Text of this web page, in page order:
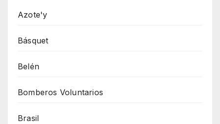
Azote'y
Básquet
Belén
Bomberos Voluntarios
Brasil